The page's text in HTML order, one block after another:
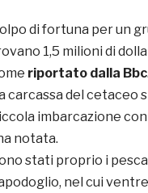
di fortuna per un
1,5 milioni di
riportato dalla Bbc.
carcassa del cetaceo
imbarcazione
notata.
stati proprio i
nel cui